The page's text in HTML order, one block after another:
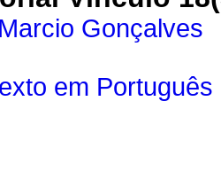
Gonçalves
em Português